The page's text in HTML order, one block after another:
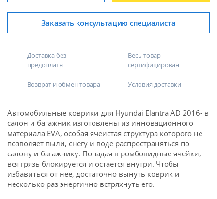
Заказать консультацию специалиста
Доставка без
предоплаты
Весь товар
сертифицирован
Возврат и обмен товара Условия доставки
Автомобильные коврики для Hyundai Elantra AD 2016- в
салон и багажник изготовлены из инновационного
материала EVA, особая ячеистая структура которого не
позволяет пыли, снегу и воде распространяться по
салону и багажнику. Попадая в ромбовидные ячейки,
вся грязь блокируется и остается внутри. Чтобы
избавиться от нее, достаточно вынуть коврик и
несколько раз энергично встряхнуть его.